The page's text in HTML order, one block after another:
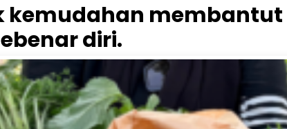
kemudahan
diri.